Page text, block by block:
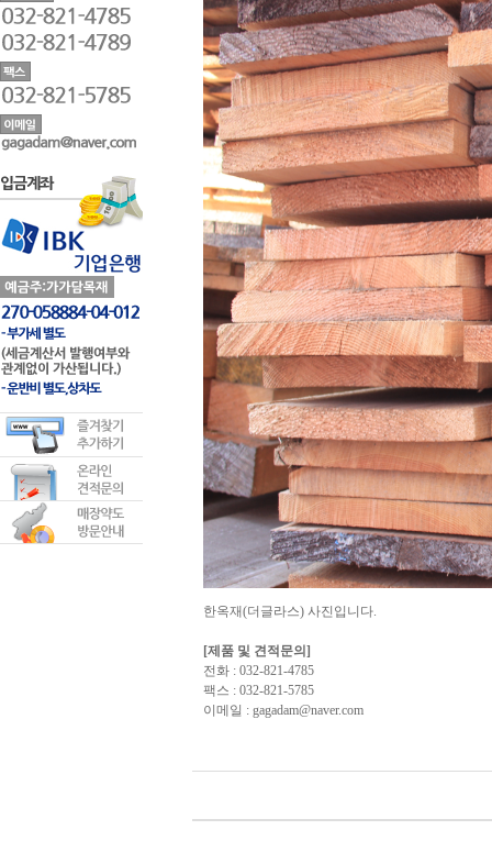
한옥재(더글라스) 사진입니다.
[제품 및 견적문의]
전화 : 032-821-4785
팩스 : 032-821-5785
이메일 : gagadam@naver.com